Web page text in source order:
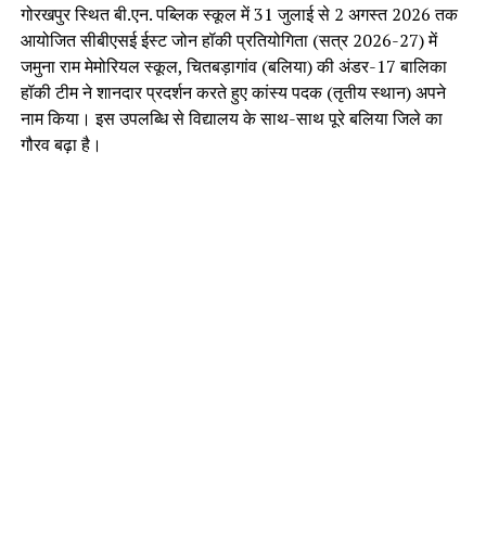
गोरखपुर स्थित बी.एन. पब्लिक स्कूल में 31 जुलाई से 2 अगस्त 2026 तक
आयोजित सीबीएसई ईस्ट जोन हॉकी प्रतियोगिता (सत्र 2026-27) में
जमुना राम मेमोरियल स्कूल, चितबड़ागांव (बलिया) की अंडर-17 बालिका
हॉकी टीम ने शानदार प्रदर्शन करते हुए कांस्य पदक (तृतीय स्थान) अपने
नाम किया। इस उपलब्धि से विद्यालय के साथ-साथ पूरे बलिया जिले का
गौरव बढ़ा है।